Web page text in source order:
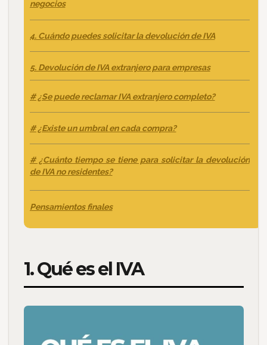
negocios
4. Cuándo puedes solicitar la devolución de IVA
5. Devolución de IVA extranjero para empresas
# ¿Se puede reclamar IVA extranjero completo?
# ¿Existe un umbral en cada compra?
# ¿Cuánto tiempo se tiene para solicitar la devolución
de IVA no residentes?
Pensamientos finales
1. Qué es el IVA